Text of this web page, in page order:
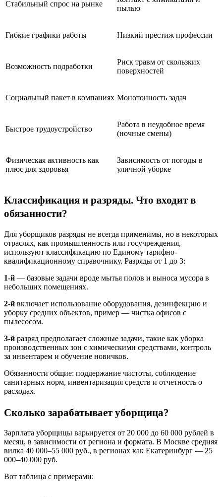
Стабильный спрос на рынке
пылью
Гибкие графики работы Низкий престиж профессии
Возможность подработки
Риск травм от скользких
поверхностей
Социальный пакет в компаниях Монотонность задач
Быстрое трудоустройство
Работа в неудобное время
(ночные смены)
Физическая активность как
плюс для здоровья
Зависимость от погоды в
уличной уборке
Классификация и разряды. Что входит в
обязанности?
Для уборщиков разряды не всегда применимы, но в некоторых
отраслях, как промышленность или госучреждения,
используют классификацию по Единому тарифно-
квалификационному справочнику. Разряды от 1 до 3:
1-й — базовые задачи вроде мытья полов и выноса мусора в
небольших помещениях.
2-й включает использование оборудования, дезинфекцию и
уборку средних объектов, пример — чистка офисов с
пылесосом.
3-й разряд предполагает сложные задачи, такие как уборка
производственных зон с химическими средствами, контроль
за инвентарем и обучение новичков.
Обязанности общие: поддержание чистоты, соблюдение
санитарных норм, инвентаризация средств и отчетность о
расходах.
Сколько зарабатывает уборщица?
Зарплата уборщицы варьируется от 20 000 до 60 000 рублей в
месяц, в зависимости от региона и формата. В Москве средняя
вилка 40 000–55 000 руб., в регионах как Екатеринбург — 25
000–40 000 руб.
Вот таблица с примерами: